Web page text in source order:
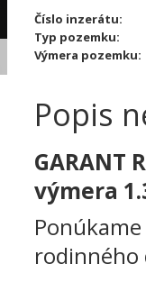
Číslo inzerátu:
Typ pozemku:
Výmera pozemku:
Popis
GARANT
výmera
rodinného